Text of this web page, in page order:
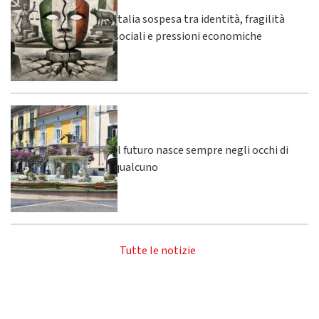
Italia sospesa tra identità, fragilità
sociali e pressioni economiche
Il futuro nasce sempre negli occhi di
qualcuno
Tutte le notizie